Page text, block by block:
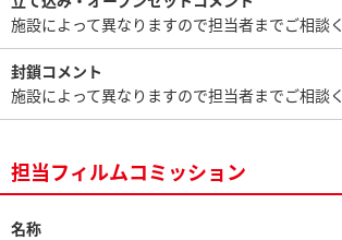
施設によって異なりますので担当者までご相談
封鎖コメント
施設によって異なりますので担当者までご相談
担当フィルムコミッション
名称